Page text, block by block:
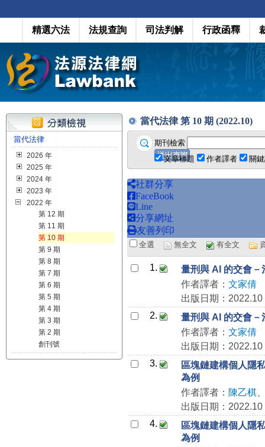
精選六法 法規查詢 司法判解 行政函釋
當代法律
2026 年
2025 年
2024 年
2023 年
2022 年
第 12 期
第 11 期
第 10 期
第 9 期
第 8 期
第 7 期
第 6 期
第 5 期
第 4 期
第 3 期
第 2 期
創刊號
當代法律 第 10 期 (2022.10)
期刊檢索
文章標題
作者譯者 關
社群分享
FaceBook
Line
分享網址
友善列印
全選 無全文 有全文
1.
量刑與 AI 的交會－
作者譯者： 文家倩
出版日期：2022.10
2.
量刑與 AI 的交會－
作者譯者： 文家倩
出版日期：2022.10
3.
區塊鏈建構個人隱
為例
作者譯者： 陳乙棋
出版日期：2022.10
4.
區塊鏈建構個人隱
為例